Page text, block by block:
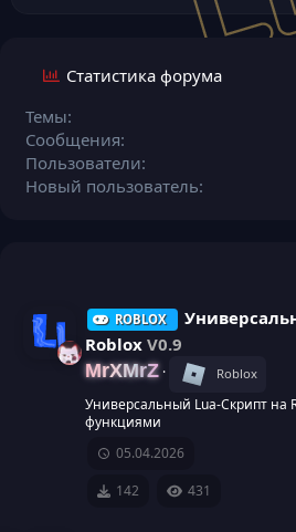
Статистика форума
Темы
Сообщения
Пользователи
Новый пользователь
ROBLOX
Roblox V0.9
MrXMrZ
Roblox
Универсальный Lua-Скрипт на
функциями
05.04.2026
142
431